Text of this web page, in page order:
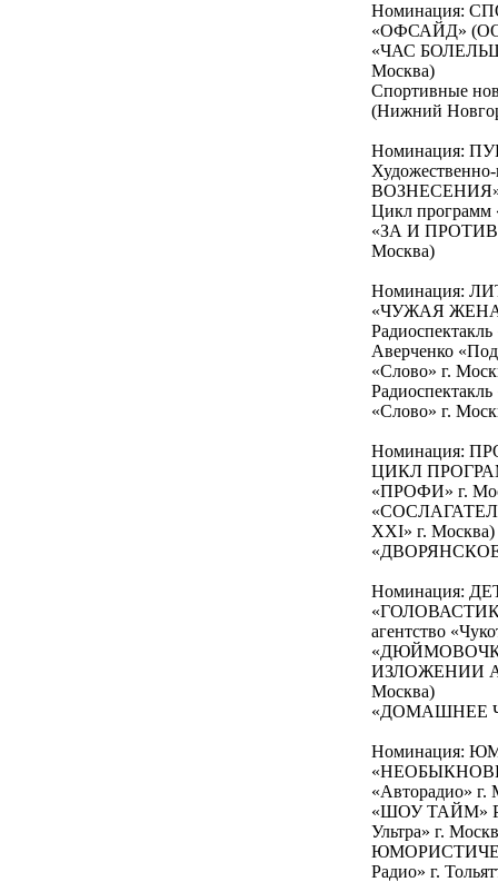
Номинация:
«ОФСАЙД» (ООО
«ЧАС
Москва)
Спортивные
(Нижний
Номинация:
ВОЗНЕСЕНИЯ»
Цикл программ
«ЗА И ПРОТИВ»
Москва)
Номинация:
«ЧУЖАЯ ЖЕНА
Аверченко
«Слово» г.
«Слово» г.
Номинация:
ЦИКЛ
«ПРОФИ» г.
XXI» г. Москва)
«ДВОРЯНСКОЕ
Номинация:
агентство
ИЗЛОЖЕНИИ А.
Москва)
«ДОМАШНЕЕ
Номинация:
«Авторадио» г.
«ШОУ ТАЙМ»
Ультра» г.
Радио» г.